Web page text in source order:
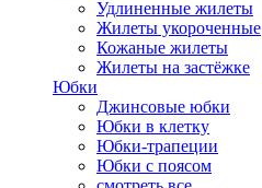
Удлиненные жилеты
Жилеты укороченные
Кожаные жилеты
Жилеты на застёжке
Юбки
Джинсовые юбки
Юбки в клетку
Юбки-трапеции
Юбки с поясом